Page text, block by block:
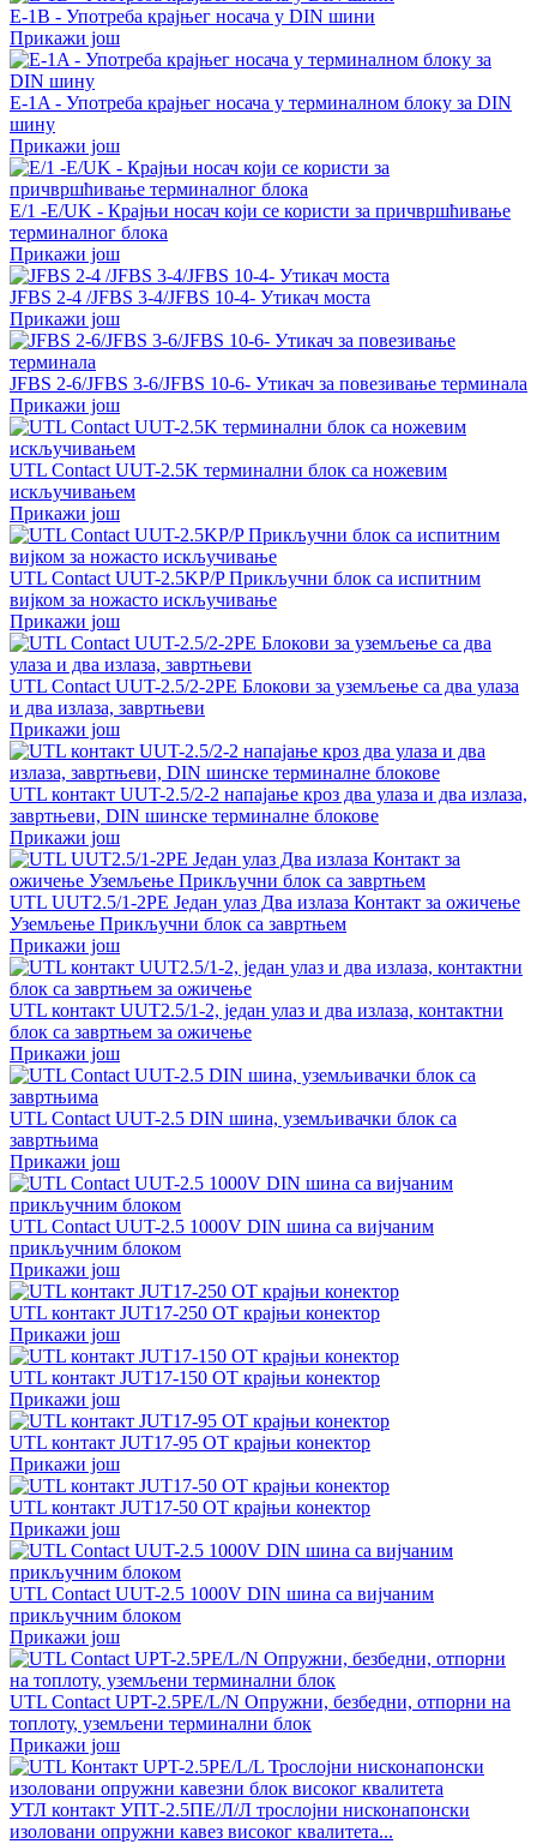
E-1B - Употреба крајњег носача у DIN шини
Прикажи још
E-1A - Употреба крајњег носача у терминалном блоку за DIN
шину
Прикажи још
E/1 -E/UK - Крајњи носач који се користи за причвршћивање
терминалног блока
Прикажи још
JFBS 2-4 /JFBS 3-4/JFBS 10-4- Утикач моста
Прикажи још
JFBS 2-6/JFBS 3-6/JFBS 10-6- Утикач за повезивање терминала
Прикажи још
UTL Contact UUT-2.5K терминални блок са ножевим
искључивањем
Прикажи још
UTL Contact UUT-2.5KP/P Прикључни блок са испитним
вијком за ножасто искључивање
Прикажи још
UTL Contact UUT-2.5/2-2PE Блокови за уземљење са два улаза
и два излаза, завртњеви
Прикажи још
UTL контакт UUT-2.5/2-2 напајање кроз два улаза и два излаза,
завртњеви, DIN шинске терминалне блокове
Прикажи још
UTL UUT2.5/1-2PE Један улаз Два излаза Контакт за ожичење
Уземљење Прикључни блок са завртњем
Прикажи још
UTL контакт UUT2.5/1-2, један улаз и два излаза, контактни
блок са завртњем за ожичење
Прикажи још
UTL Contact UUT-2.5 DIN шина, уземљивачки блок са
завртњима
Прикажи још
UTL Contact UUT-2.5 1000V DIN шина са вијчаним
прикључним блоком
Прикажи још
UTL контакт JUT17-250 OT крајњи конектор
Прикажи још
UTL контакт JUT17-150 OT крајњи конектор
Прикажи још
UTL контакт JUT17-95 OT крајњи конектор
Прикажи још
UTL контакт JUT17-50 OT крајњи конектор
Прикажи још
UTL Contact UUT-2.5 1000V DIN шина са вијчаним
прикључним блоком
Прикажи још
UTL Contact UPT-2.5PE/L/N Опружни, безбедни, отпорни на
топлоту, уземљени терминални блок
Прикажи још
УТЛ контакт УПТ-2.5ПЕ/Л/Л трослојни нисконапонски
изоловани опружни кавез високог квалитета...